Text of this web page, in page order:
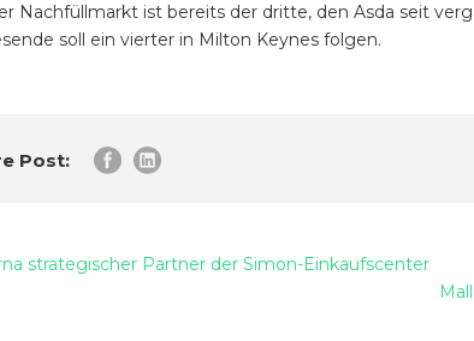
Nachfüllmarkt ist bereits der dritte, den Asda seit
soll ein vierter in Milton Keynes folgen.
Post:
strategischer Partner der Simon-Einkaufscenter